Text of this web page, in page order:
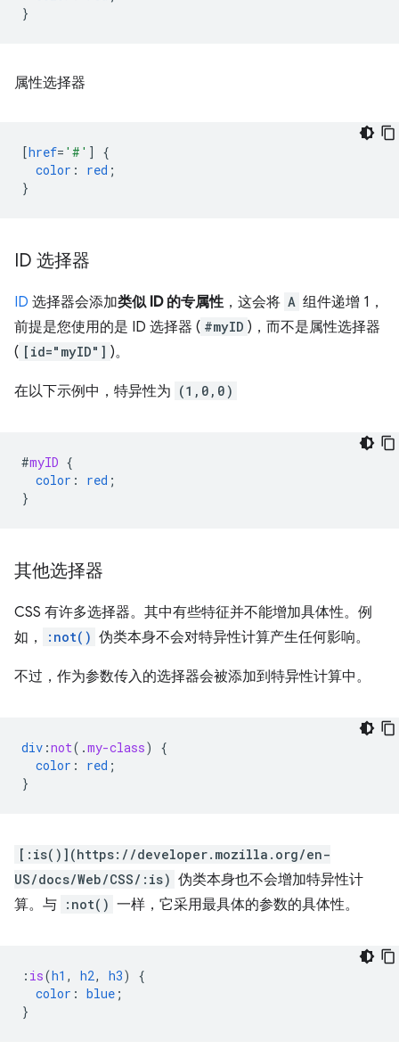
}
属性选择器
[href= '#' ]
{
color : red ;
}
ID 选择器
ID 选择器会添加类似 ID 的专属性，这会将 A 组件递增 1，
前提是您使用的是 ID 选择器 ( #myID )，而不是属性选择器
( [id="myID"] )。
在以下示例中，特异性为 (1,0,0)
#myID {
color : red ;
}
其他选择器
CSS 有许多选择器。其中有些特征并不能增加具体性。例
如，
:not() 伪类本身不会对特异性计算产生任何影响。
不过，作为参数传入的选择器会被添加到特异性计算中。
div :not( .my-class)
{
color : red ;
}
[:is()](https://developer.mozilla.org/en-
US/docs/Web/CSS/:is) 伪类本身也不会增加特异性计
算。与 :not() 一样，它采用最具体的参数的具体性。
: is(h1 , h2, h3)
{
color : blue ;
}